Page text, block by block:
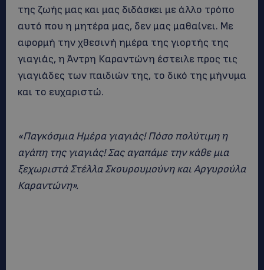
της ζωής μας και μας διδάσκει με άλλο τρόπο
αυτό που η μητέρα μας, δεν μας μαθαίνει. Με
αφορμή την χθεσινή ημέρα της γιορτής της
γιαγιάς, η Άντρη Καραντώνη έστειλε προς τις
γιαγιάδες των παιδιών της, το δικό της μήνυμα
και το ευχαριστώ.
«Παγκόσμια Ημέρα γιαγιάς! Πόσο πολύτιμη η
αγάπη της γιαγιάς! Σας αγαπάμε την κάθε μια
ξεχωριστά Στέλλα Σκουρουμούνη και Αργυρούλα
Καραντώνη».